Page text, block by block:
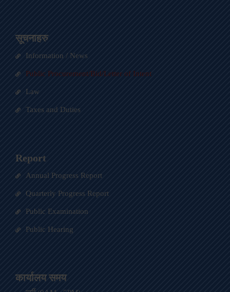
सूचनाहरु
Information / News
Public Procurement/Bid/Letter of Intent
Law
Taxes and Duties
Report
Annual Progress Report
Quarterly Progress Report
Public Examination
Public Hearing
कार्यालय समय